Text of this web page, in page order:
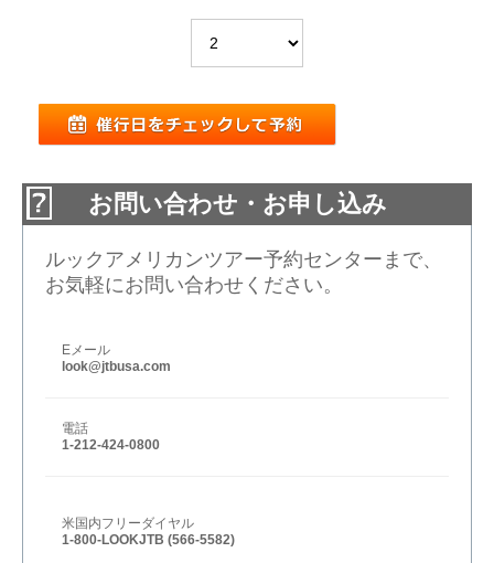
お問い合わせ・お申し込み
ルックアメリカンツアー予約センターまで、
お気軽にお問い合わせください。
Eメール
look@jtbusa.com
電話
1-212-424-0800
米国内フリーダイヤル
1-800-LOOKJTB (566-5582)